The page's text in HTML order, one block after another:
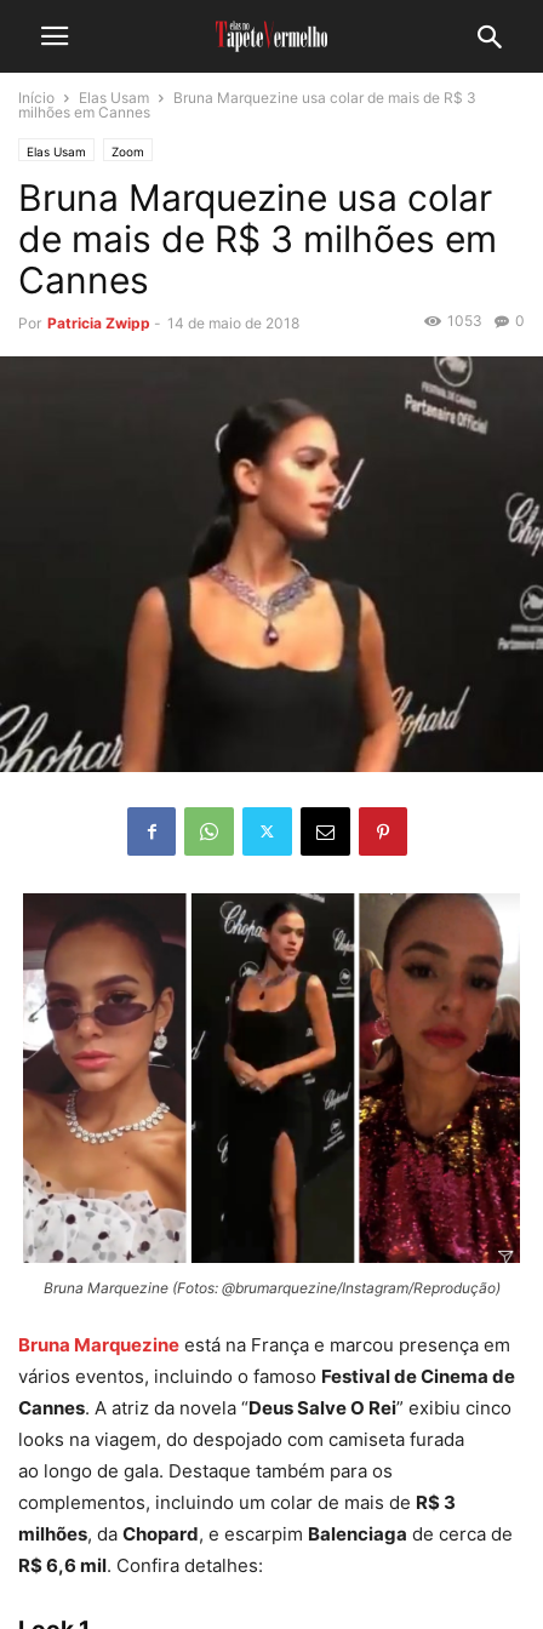
Início Elas Usam
Bruna Marquezine usa colar de mais de R$ 3
milhões em Cannes
Elas Usam Zoom
Bruna Marquezine usa colar
de mais de R$ 3 milhões em
Cannes
Por Patricia Zwipp - 14 de maio de 2018 0
1053
Bruna Marquezine (Fotos: @brumarquezine/Instagram/Reprodução)
Bruna Marquezine está na França e marcou presença em
vários eventos, incluindo o famoso Festival de Cinema de
Cannes. A atriz da novela “Deus Salve O Rei” exibiu cinco
looks na viagem, do despojado com camiseta furada
ao longo de gala. Destaque também para os
complementos, incluindo um colar de mais de R$ 3
milhões, da Chopard, e escarpim Balenciaga de cerca de
R$ 6,6 mil. Confira detalhes: